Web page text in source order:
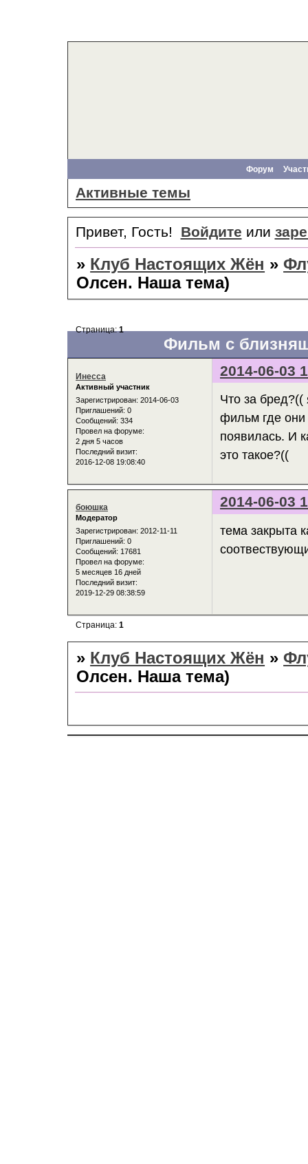
Форум
Активные темы
Привет, Гость! Войдите или
» Клуб Настоящих Жён »
Олсен. Наша тема)
Фильм с
Страница:1
2014-06-03
Инесса
Активный участник
Зарегистрирован: 2014-06-03
Приглашений: 0
Сообщений: 334
Провел на форуме:
2 дня 5 часов
Последний визит:
2016-12-08 19:08:40
Что за
фильм где
появилась. И
это такое?((
2014-06-03
боюшка
Модератор
Зарегистрирован: 2012-11-11
Приглашений: 0
Сообщений: 17681
Провел на форуме:
5 месяцев 16 дней
Последний визит:
2019-12-29 08:38:59
тема закрыта
Страница:1
» Клуб Настоящих Жён »
Олсен. Наша тема)